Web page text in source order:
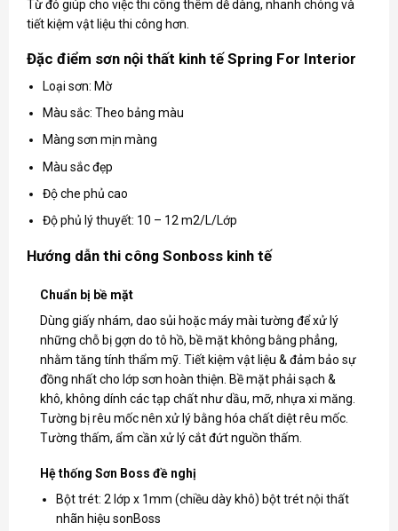
Từ đó giúp cho việc thi công thêm dễ dàng, nhanh chóng và
tiết kiệm vật liệu thi công hơn.
Đặc điểm sơn nội thất kinh tế Spring For Interior
Loại sơn: Mờ
Màu sắc: Theo bảng màu
Màng sơn mịn màng
Màu sắc đẹp
Độ che phủ cao
Độ phủ lý thuyết: 10 – 12 m2/L/Lớp
Hướng dẫn thi công Sonboss kinh tế
Chuẩn bị bề mặt
Dùng giấy nhám, dao sủi hoặc máy mài tường để xử lý
những chỗ bị gợn do tô hồ, bề mặt không bằng phẳng,
nhằm tăng tính thẩm mỹ. Tiết kiệm vật liệu & đảm bảo sự
đồng nhất cho lớp sơn hoàn thiện. Bề mặt phải sạch &
khô, không dính các tạp chất như dầu, mỡ, nhựa xi măng.
Tường bị rêu mốc nên xử lý bằng hóa chất diệt rêu mốc.
Tường thấm, ẩm cần xử lý cắt đứt nguồn thấm.
Hệ thống Sơn Boss đề nghị
Bột trét: 2 lớp x 1mm (chiều dày khô) bột trét nội thất
nhãn hiệu sonBoss